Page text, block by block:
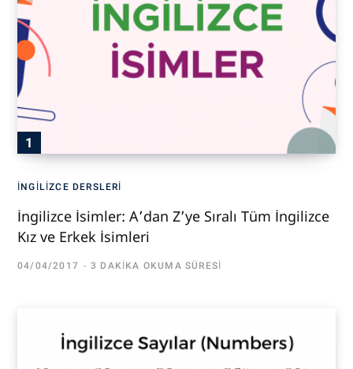
İNGILIZCE DERSLERI
İngilizce İsimler: A’dan Z’ye Sıralı Tüm İngilizce
Kız ve Erkek İsimleri
04/04/2017 3 DAKIKA OKUMA SÜRESI